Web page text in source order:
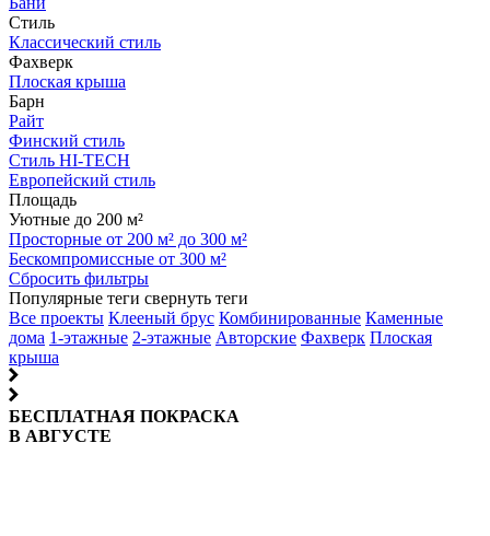
Стиль
Классический стиль
Фахверк
Плоская крыша
Барн
Райт
Финский стиль
Стиль HI-TECH
Европейский стиль
Площадь
Уютные до 200 м²
Просторные от 200 м² до 300 м²
Бескомпромиссные от 300 м²
Сбросить фильтры
Популярные теги свернуть теги
Все проекты Клееный брус Комбинированные Каменные
дома 1-этажные 2-этажные Авторские Фахверк Плоская
крыша
БЕСПЛАТНАЯ ПОКРАСКА
В АВГУСТЕ